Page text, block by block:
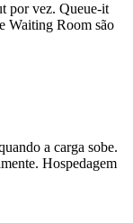
por vez. Queue-it
Waiting Room são
a carga sobe.
Hospedagem